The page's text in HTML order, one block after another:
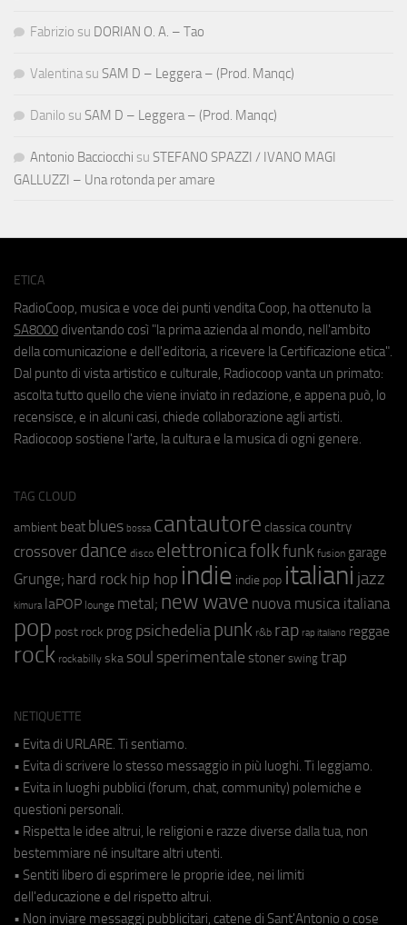
Fabrizio su DORIAN O. A. – Tao
Valentina su SAM D – Leggera – (Prod. Manqc)
Danilo su SAM D – Leggera – (Prod. Manqc)
Antonio Bacciocchi su STEFANO SPAZZI / IVANO MAGI
GALLUZZI – Una rotonda per amare
ETICA
RadioCoop, musica e voce dei punti vendita Coop, ha ottenuto la
SA8000 diventando così "la prima azienda al mondo, nell'ambito
della comunicazione e dell'editoria, a ricevere la Certificazione etica".
Dal punto di vista artistico e culturale, Radiocoop vanta un primato:
ascolta tutto quello che viene inviato in redazione, e appena può, lo
recensisce, e in alcuni casi, chiede collaborazione agli artisti.
Radiocoop sostiene l'arte, la cultura e la musica di ogni genere.
TAG CLOUD
ambient beat blues bossa cantautore classica country
crossover dance disco elettronicafolkfunk fusion garage
Grunge; hard rock hip hop indie indie pop italiani jazz
kimura laPOP lounge metal; new wave nuova musica italiana
pop post rock prog psichedeliapunk r&b rap rap italiano reggae
rock rockabilly ska soul sperimentale stoner swing trap
NETIQUETTE
• Evita di URLARE. Ti sentiamo.
• Evita di scrivere lo stesso messaggio in più luoghi. Ti leggiamo.
• Evita in luoghi pubblici (forum, chat, community) polemiche e
questioni personali.
• Rispetta le idee altrui, le religioni e razze diverse dalla tua, non
bestemmiare né insultare altri utenti.
• Sentiti libero di esprimere le proprie idee, nei limiti
dell'educazione e del rispetto altrui.
• Non inviare messaggi pubblicitari, catene di Sant'Antonio o cose